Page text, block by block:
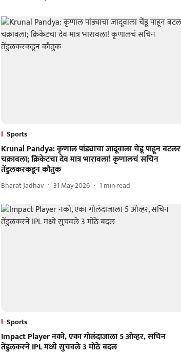
Sports
Krunal Pandya: कृणाल पांड्याचा जादूवाला चेंडू पाहून बटलर
चक्रावला; क्रिकेटचा देव मात्र भारावला! कृणालचं सचिन
तेंडुलकरकडून कौतुक
Bharat Jadhav 31 May 2026 1 min read
Sports
Impact Player नको, एका गोलंदाजाला 5 ओव्हर, सचिन
तेंडुलकरने IPL मध्ये सुचवले 3 मोठे बदल